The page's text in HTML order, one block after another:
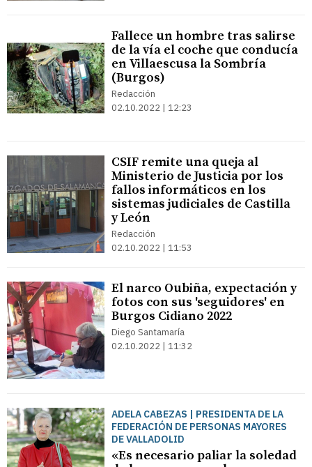
Fallece un hombre tras salirse
de la vía el coche que conducía
en Villaescusa la Sombría
(Burgos)
Redacción
02.10.2022 | 12:23
CSIF remite una queja al
Ministerio de Justicia por los
fallos informáticos en los
sistemas judiciales de Castilla
y León
Redacción
02.10.2022 | 11:53
El narco Oubiña, expectación y
fotos con sus 'seguidores' en
Burgos Cidiano 2022
Diego Santamaría
02.10.2022 | 11:32
ADELA CABEZAS | PRESIDENTA DE LA
FEDERACIÓN DE PERSONAS MAYORES
DE VALLADOLID
«Es necesario paliar la soledad